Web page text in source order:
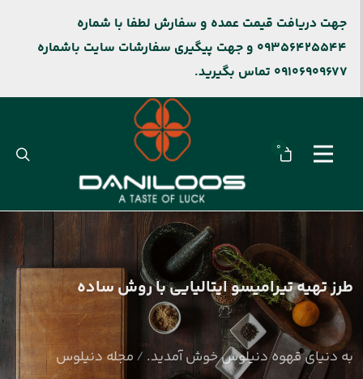
جهت دریافت قیمت عمده و سفارش لطفا با شماره
09356425544 و جهت پیگیری سفارشات سایت باشماره
09106909677 تماس بگیرید.
0
طرز تهیه تیرامیسو ایتالیایی با روش ساده
به دنیای قهوه دنیلوس خوش آمدید. مجله دنیلوس